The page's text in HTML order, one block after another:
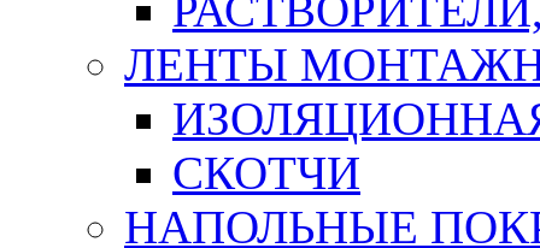
ЛЕНТЫ
СКОТЧИ
НАПОЛЬНЫЕ